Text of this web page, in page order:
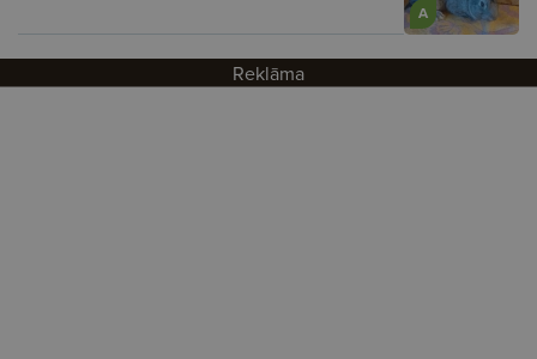
A
Reklāma